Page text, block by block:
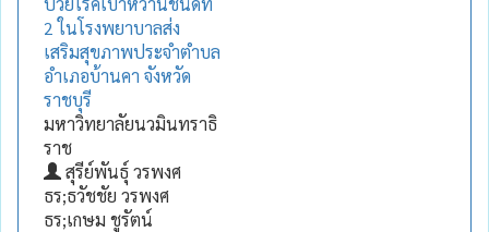
2 ในโรงพยาบาลส่ง
เสริมสุขภาพประจำตำบล
อำเภอบ้านคา จังหวัด
ราชบุรี
มหาวิทยาลัยนวมินทราธิ
ราช
สุรีย์พันธุ์ วรพงศ
ธร;ธวัชชัย วรพงศ
ธร;เกษม ชูรัตน์